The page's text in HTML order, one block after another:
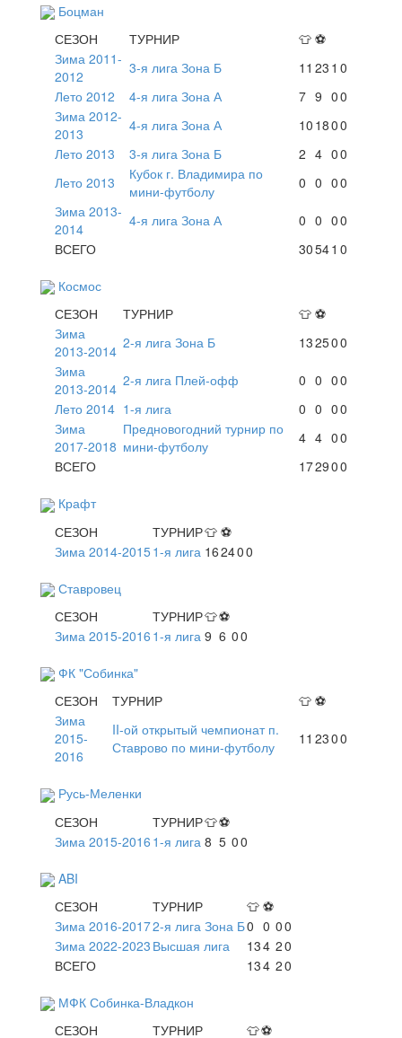
Боцман
СЕЗОН
ТУРНИР 👕 ⚽
Зима 2011-
2012
3-я лига Зона Б 11 23 1 0
Лето 2012
4-я лига Зона А 7 9 00
Зима 2012-
2013
4-я лига Зона А 10 1800
Лето 2013
3-я лига Зона Б 2 4 00
Лето 2013
Кубок г. Владимира по
мини-футболу
0 0 00
Зима 2013-
2014
4-я лига Зона А 0 0 00
ВСЕГО
30541 0
Космос
СЕЗОН
ТУРНИР 👕 ⚽
Зима
2013-2014 2-я лига Зона Б 132500
Зима
2013-2014 2-я лига Плей-офф 0 0 00
Лето 2014 1-я лига 0 0 00
Зима
2017-2018
Предновогодний турнир по
мини-футболу
4 4 00
ВСЕГО
172900
Крафт
СЕЗОН
ТУРНИР👕 ⚽
Зима 2014-20151-я лига 162400
Ставровец
СЕЗОН
ТУРНИР👕⚽
Зима 2015-2016 1-я лига 9 6 00
ФК "Собинка"
СЕЗОН
ТУРНИР 👕 ⚽
Зима
2015-
2016
II-ой открытый чемпионат п.
Ставрово по мини-футболу
11 2300
Русь-Меленки
СЕЗОН
ТУРНИР👕⚽
Зима 2015-2016 1-я лига 8 5 00
ABI
СЕЗОН
ТУРНИР 👕 ⚽
Зима 2016-20172-я лига Зона Б0 0 00
Зима 2022-2023 Высшая лига 134 20
ВСЕГО
134 20
МФК Собинка-Владкон
СЕЗОН
ТУРНИР 👕⚽